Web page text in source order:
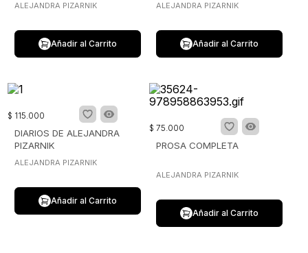
ALEJANDRA PIZARNIK
Añadir al Carrito
ALEJANDRA PIZARNIK
Añadir al Carrito
$ 115.000
DIARIOS DE ALEJANDRA
PIZARNIK
ALEJANDRA PIZARNIK
Añadir al Carrito
$ 75.000
PROSA COMPLETA
ALEJANDRA PIZARNIK
Añadir al Carrito